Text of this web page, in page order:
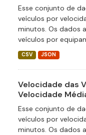
Esse conjunto de
veículos por
minutos. Os dados
veículos por
CSV JSON
Velocidade das
Velocidade
Esse conjunto de
veículos por
minutos. Os dados